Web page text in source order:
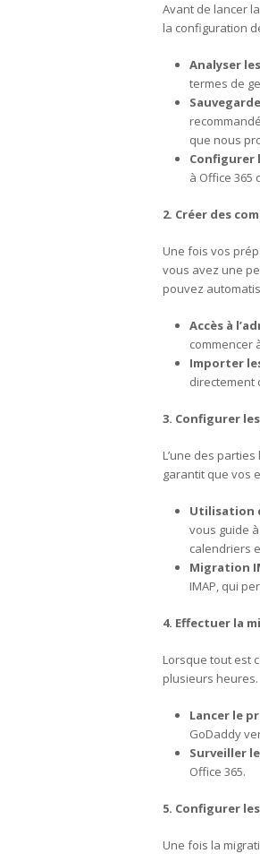
Avant de lancer
la configuration
Analyser
termes de
que nous
Configurer
à Office 365
2. Créer des
Une fois vos
vous avez une
pouvez
Accès à
commencer
Importer
directement
3. Configurer
L’une des
garantit que vos
Utilisation
vous guide
calendriers
Migration
IMAP, qui
4. Effectuer la
Lorsque tout est
plusieurs heures.
Lancer le
GoDaddy
Surveiller
Office 365.
5. Configurer
Une fois la